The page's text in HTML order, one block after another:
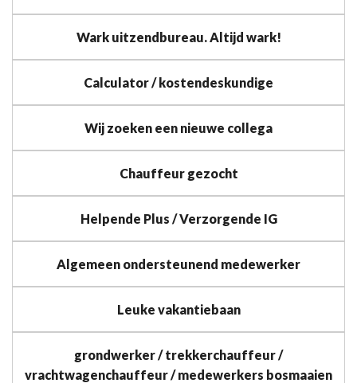
Wark uitzendbureau. Altijd wark!
Calculator / kostendeskundige
Wij zoeken een nieuwe collega
Chauffeur gezocht
Helpende Plus / Verzorgende IG
Algemeen ondersteunend medewerker
Leuke vakantiebaan
grondwerker / trekkerchauffeur /
vrachtwagenchauffeur / medewerkers bosmaaien